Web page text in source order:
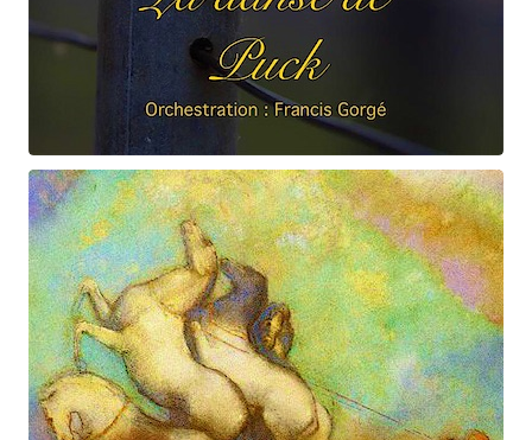
Claude Debussy
La danse de Puck